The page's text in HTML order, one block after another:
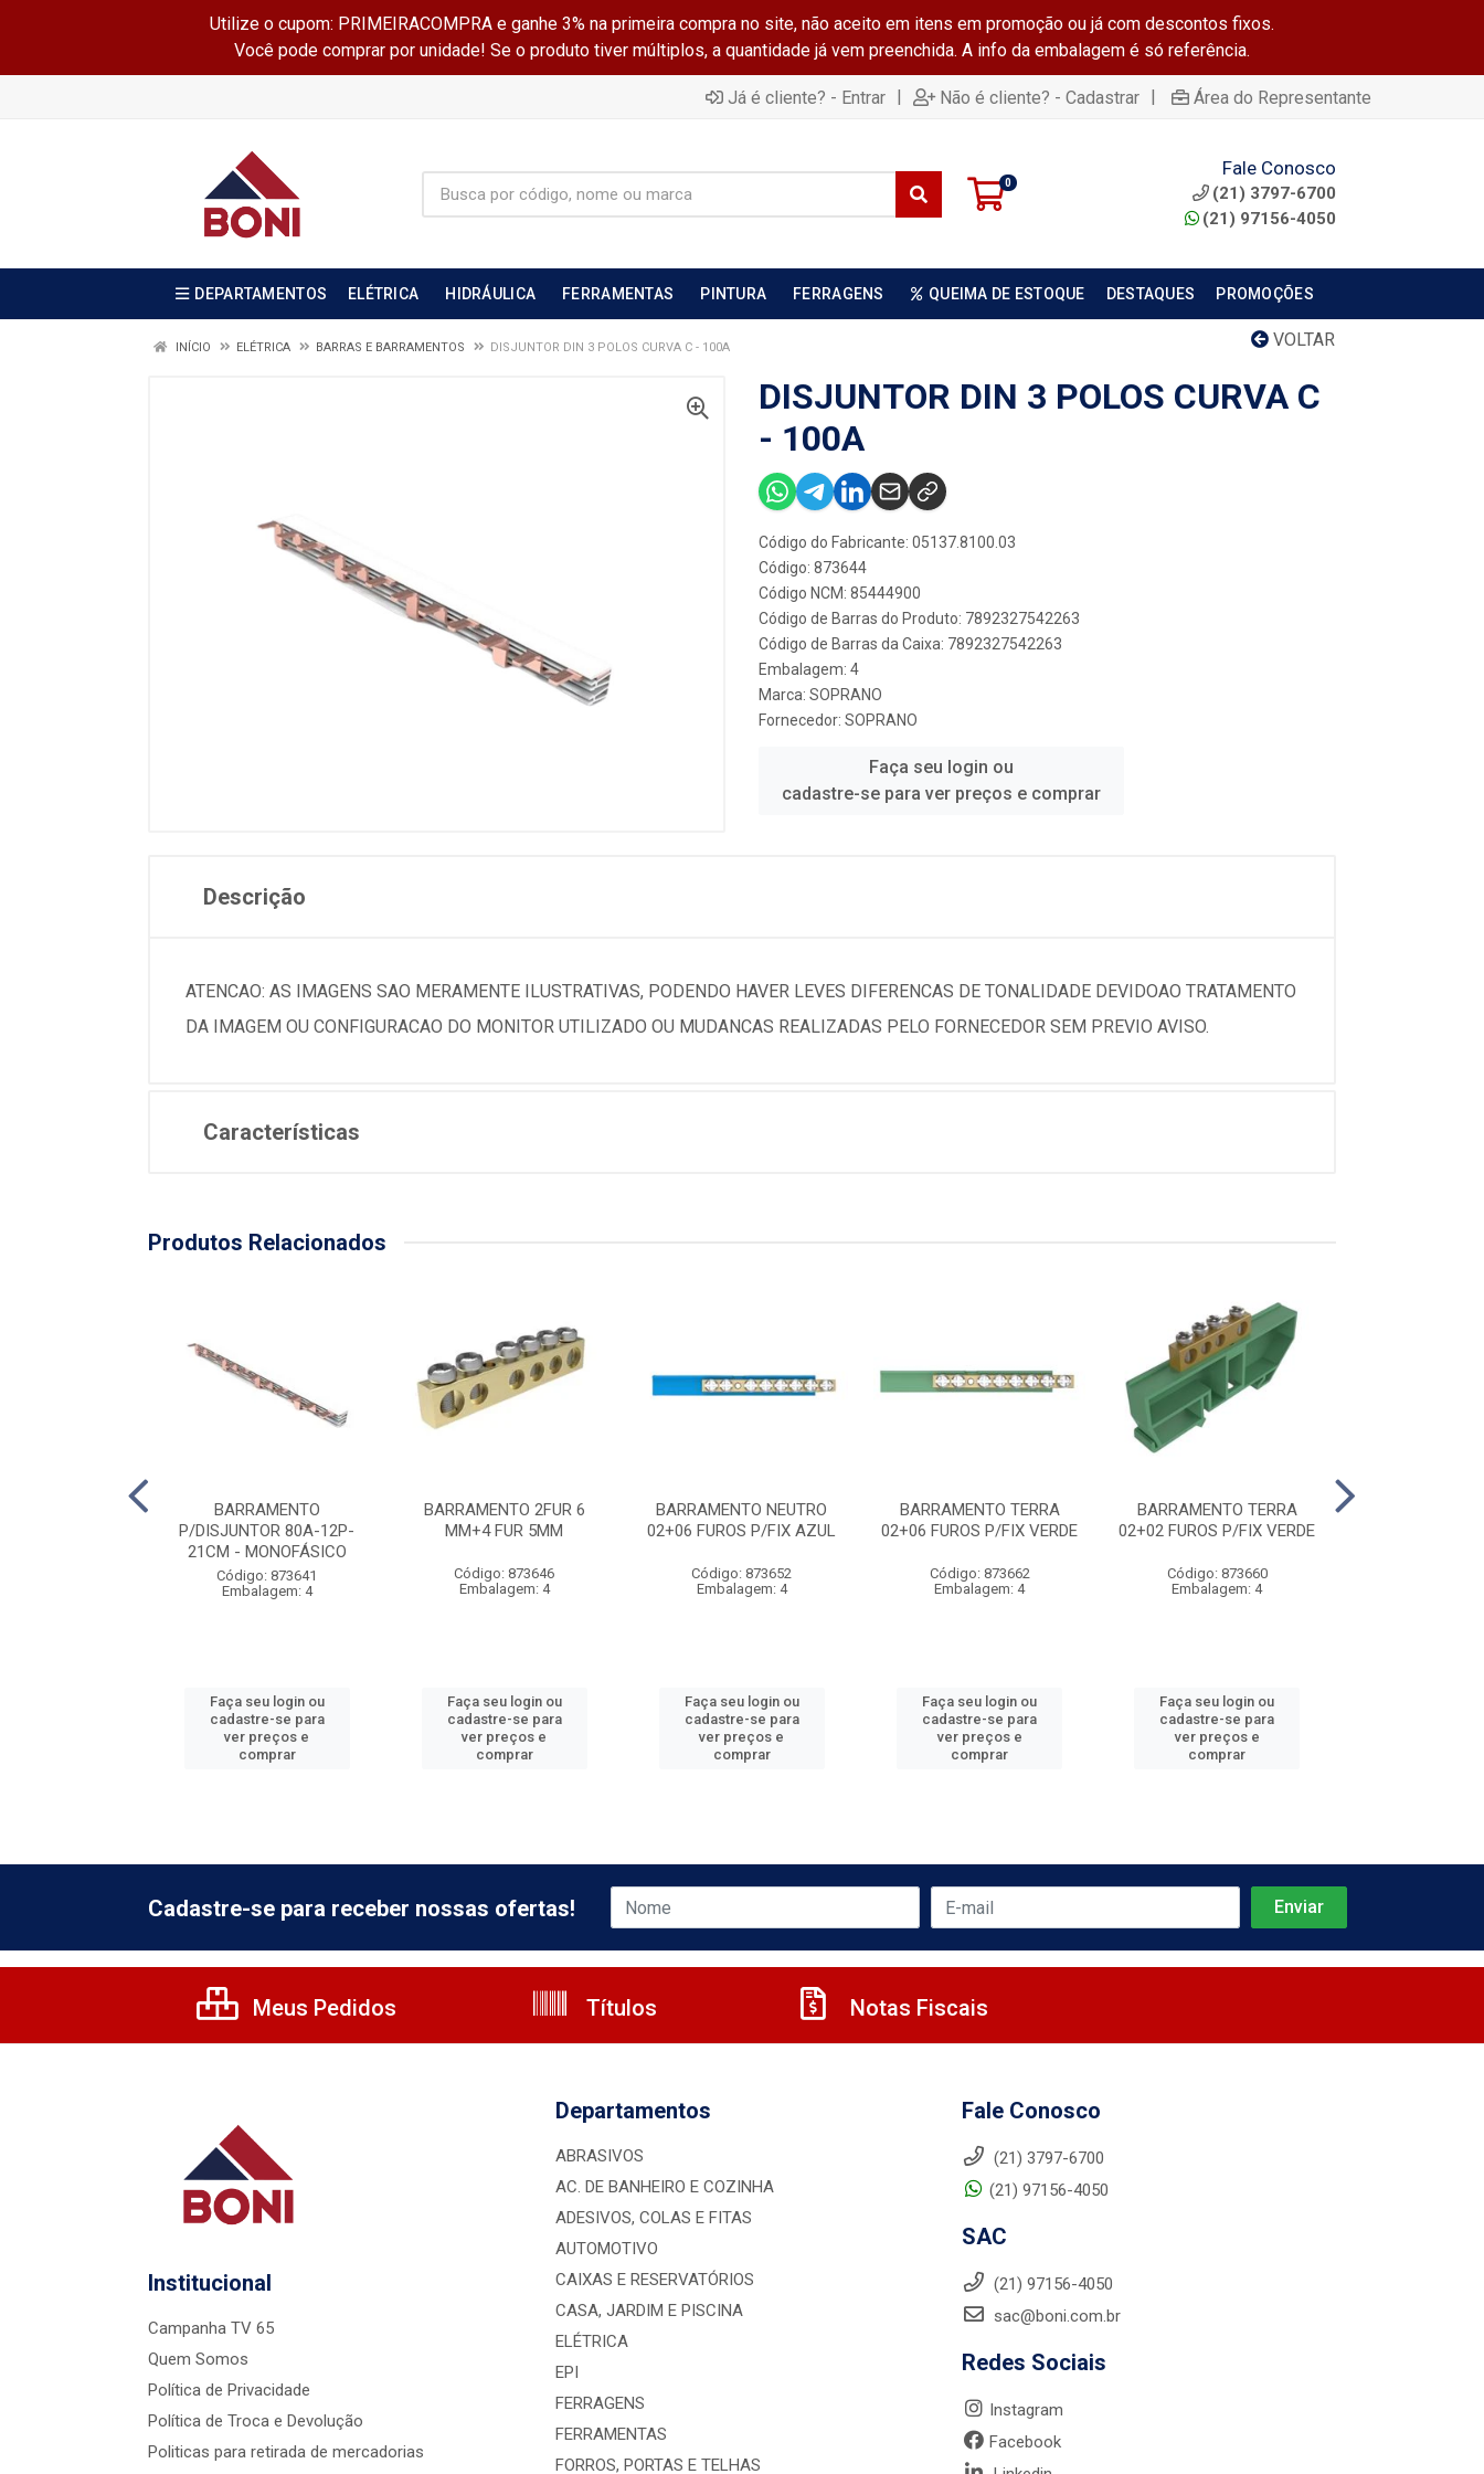
Utilize o cupom: PRIMEIRACOMPRA e ganhe 3% na primeira compra no site, não aceito em itens em promoção ou já com descontos fixos.
Você pode comprar por unidade! Se o produto tiver múltiplos, a quantidade já vem preenchida. A info da embalagem é só referência.
Já é cliente? - Entrar | Não é cliente? - Cadastrar | Área do Representante
0
Fale Conosco
(21) 3797-6700
(21) 97156-4050
DEPARTAMENTOS ELÉTRICA HIDRÁULICA FERRAMENTAS PINTURA FERRAGENS QUEIMA DE ESTOQUE DESTAQUES PROMOÇÕES
VOLTAR
INÍCIO ELÉTRICA BARRAS E BARRAMENTOS DISJUNTOR DIN 3 POLOS CURVA C - 100A
DISJUNTOR DIN 3 POLOS CURVA C
- 100A
Código do Fabricante: 05137.8100.03
Código: 873644
Código NCM: 85444900
Código de Barras do Produto: 7892327542263
Código de Barras da Caixa: 7892327542263
Embalagem: 4
Marca: SOPRANO
Fornecedor: SOPRANO
Faça seu login ou
cadastre-se para ver preços e comprar
Descrição
ATENCAO: AS IMAGENS SAO MERAMENTE ILUSTRATIVAS, PODENDO HAVER LEVES DIFERENCAS DE TONALIDADE DEVIDOAO TRATAMENTO
DA IMAGEM OU CONFIGURACAO DO MONITOR UTILIZADO OU MUDANCAS REALIZADAS PELO FORNECEDOR SEM PREVIO AVISO.
Características
Produtos Relacionados
BARRAMENTO
P/DISJUNTOR 80A-12P-
21CM - MONOFÁSICO
Código: 873641
Embalagem: 4
Faça seu login ou
cadastre-se para
ver preços e
comprar
BARRAMENTO 2FUR 6
MM+4 FUR 5MM
Código: 873646
Embalagem: 4
Faça seu login ou
cadastre-se para
ver preços e
comprar
BARRAMENTO NEUTRO
02+06 FUROS P/FIX AZUL
Código: 873652
Embalagem: 4
Faça seu login ou
cadastre-se para
ver preços e
comprar
BARRAMENTO TERRA
02+06 FUROS P/FIX VERDE
Código: 873662
Embalagem: 4
Faça seu login ou
cadastre-se para
ver preços e
comprar
BARRAMENTO TERRA
02+02 FUROS P/FIX VERDE
Código: 873660
Embalagem: 4
Faça seu login ou
cadastre-se para
ver preços e
comprar
Cadastre-se para receber nossas ofertas!
Meus Pedidos Títulos Notas Fiscais
Institucional
Campanha TV 65
Quem Somos
Política de Privacidade
Política de Troca e Devolução
Politicas para retirada de mercadorias
Departamentos
ABRASIVOS
AC. DE BANHEIRO E COZINHA
ADESIVOS, COLAS E FITAS
AUTOMOTIVO
CAIXAS E RESERVATÓRIOS
CASA, JARDIM E PISCINA
ELÉTRICA
EPI
FERRAGENS
FERRAMENTAS
FORROS, PORTAS E TELHAS
Fale Conosco
(21) 3797-6700
(21) 97156-4050
SAC
(21) 97156-4050
sac@boni.com.br
Redes Sociais
Instagram
Facebook